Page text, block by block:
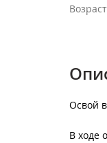
Освой
В ходе